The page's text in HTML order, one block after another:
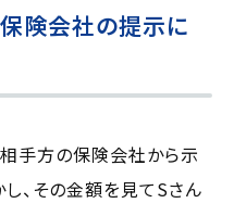
険会社の提示に
手方の保険会社から示
、その金額を見てSさん